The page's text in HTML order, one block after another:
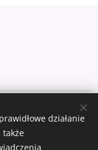
działanie
także